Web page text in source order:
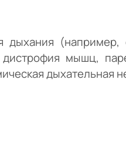
(например,
мышц,
дыхательная